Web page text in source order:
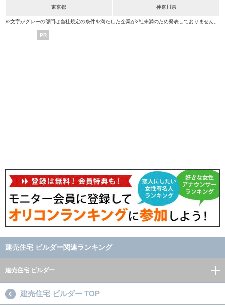
東京都 神奈川県
※文字がグレーの部門は当社規定の条件を満たした企業が2社未満のため発表しておりません。
PR
建売住宅 ビルダー関連ランキング
建売住宅 ビルダー
建売住宅 ビルダー TOP